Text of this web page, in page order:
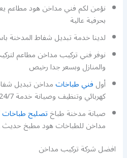
نؤمن لكم فني مداخن هود مطاعم
بحرفية عالية
لدينا خدمة تبديل شفاط المدخنة
نوفر فني تركيب مداخن مطاعم
والمنازل وبسعر جدا رخيص
أولفني طباخاتمداخن تبديل
كهربائي وتنظيف وصيانة خدمة 24/7 بجميع مناطق الكويت .
صيانة مدخنة طباختصليح طباخات
مداخن للطباخات هود مطبخ حديث 2022 .
افضل شركة تركيب مداخن